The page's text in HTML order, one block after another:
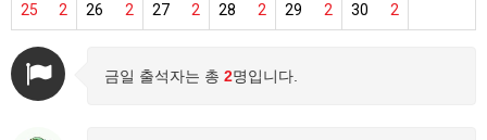
2
25 2
26 2
27 2
28 2
29 2
30
금일 출석자는 총 2명입니다.